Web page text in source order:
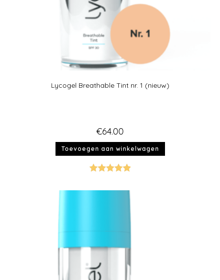
Lycogel Breathable Tint nr. 1 (nieuw)
€64.00
Toevoegen aan winkelwagen
d5.00uit 5